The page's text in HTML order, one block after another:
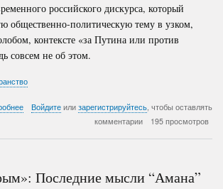
российского дискурса, который
общественно-политическую тему в узком,
контексте «за Путина или против
совсем не об этом.
Идеологии
Войдите или зарегистрируйтесь, чтобы оставлять
комментарии
195 просмотров
Последние мысли “Амана”